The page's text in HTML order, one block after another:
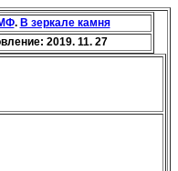
. В зеркале камня
2019. 11. 27